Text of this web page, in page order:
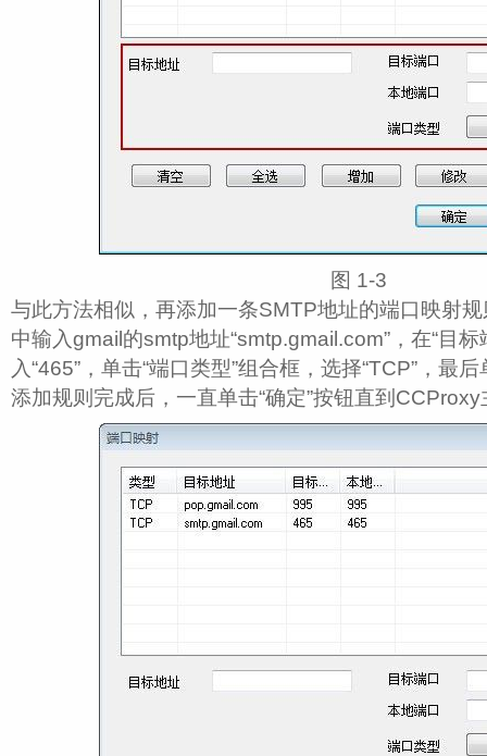
图 1‑3
与此方法相似，再添加一条SMTP地址的端口映射规
中输入gmail的smtp地址“smtp.gmail.com”，在“目标
入“465”，单击“端口类型”组合框，选择“TCP”，最
添加规则完成后，一直单击“确定”按钮直到CCProxy